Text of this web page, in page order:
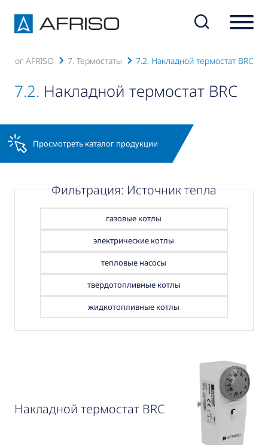
AFRISO 7. Термостаты 7.2. Накладной термостат BRC
7.2. Накладной термостат BRC
Просмотреть каталог продукции
Фильтрация: Источник тепла
газовые котлы
электрические котлы
тепловые насосы
твердотопливные котлы
жидкотопливные котлы
Накладной термостат BRC